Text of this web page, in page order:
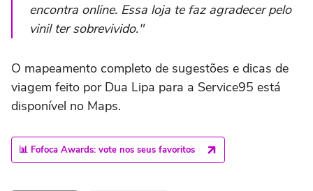
encontra online. Essa loja te faz agradecer pelo
vinil ter sobrevivido."
O mapeamento completo de sugestões e dicas de
viagem feito por Dua Lipa para a Service95 está
disponível no Maps.
📊 Fofoca Awards: vote nos seus favoritos